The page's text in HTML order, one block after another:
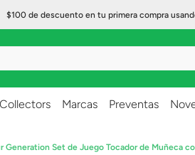
$100 de descuento en tu primera compra
Collectors Marcas Preventas
Generation Set de Juego Tocador de Muñeca